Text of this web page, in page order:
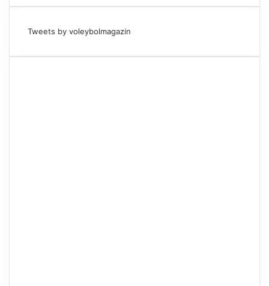
Tweets by voleybolmagazin